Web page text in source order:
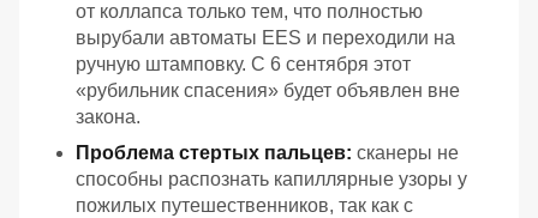
от коллапса только тем, что полностью
вырубали автоматы EES и переходили на
ручную штамповку. С 6 сентября этот
«рубильник спасения» будет объявлен вне
закона.
Проблема стертых пальцев: сканеры не
способны распознать капиллярные узоры у
пожилых путешественников, так как с